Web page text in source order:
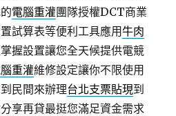
電腦重灌團隊授權DCT商業
試算表等便利工具應用牛肉
握設置讓您全天候提供電競
重灌維修設定讓你不限使用
民間來辦理台北支票貼現到
享再貸最挺您滿足資金需求